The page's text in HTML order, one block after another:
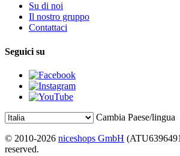
Su di noi
Il nostro gruppo
Contattaci
Seguici su
Cambia Paese/lingua
© 2010-2026 niceshops GmbH
reserved.